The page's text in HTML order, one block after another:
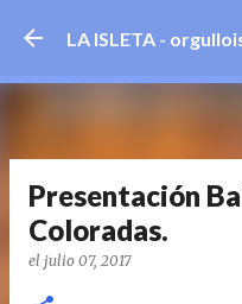
Ir al
LA ISLETA -
Presentación
Coloradas.
el julio 07, 2017